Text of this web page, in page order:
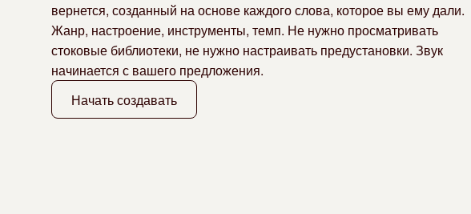
вернется, созданный на основе каждого слова, которое вы ему дали.
Жанр, настроение, инструменты, темп. Не нужно просматривать
стоковые библиотеки, не нужно настраивать предустановки. Звук
начинается с вашего предложения.
Начать создавать